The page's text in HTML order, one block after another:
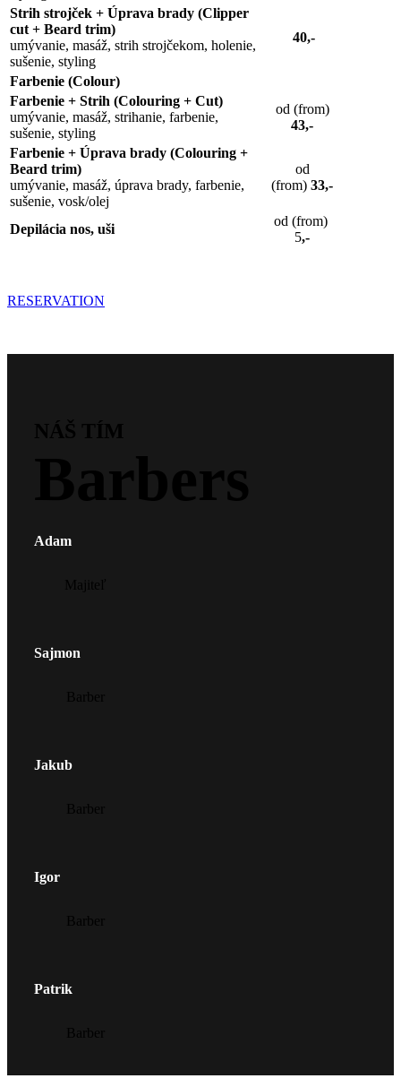
Strih strojček + Úprava brady (Clipper
cut + Beard trim)
umývanie, masáž, strih strojčekom, holenie,
sušenie, styling
40,-
Farbenie (Colour)
Farbenie + Strih (Colouring + Cut)
umývanie, masáž, strihanie, farbenie,
sušenie, styling
od (from)
43,-
Farbenie + Úprava brady (Colouring +
Beard trim)
umývanie, masáž, úprava brady, farbenie,
sušenie, vosk/olej
od
(from) 33,-
Depilácia nos, uši
od (from)
5,-
RESERVATION
Adam
Sajmon
Jakub
Igor
Patrik